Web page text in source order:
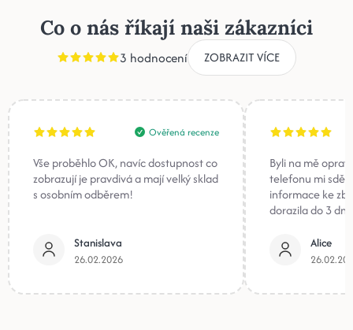
Co o nás říkají naši zákazníci
3 hodnocení ZOBRAZIT VÍCE
Ověřená recenze
Vše proběhlo OK, navíc dostupnost co
zobrazují je pravdivá a mají velký sklad
s osobním odběrem!
Stanislava
26.02.2026
Byli na mě
telefonu mi
informace ke
dorazila do 3
Alice